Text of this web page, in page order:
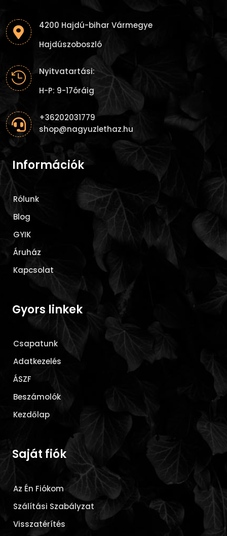

4200 Hajdú-bihar Vármegye
Hajdúszoboszló

Nyitvatartási:
H-P: 9-17óráig

+36202031779
shop@nagyuzlethaz.hu
Információk
Rólunk
Blog
GYIK
Áruház
Kapcsolat
Gyors linkek
Csapatunk
Adatkezelés
ÁSZF
Beszámolók
Kezdőlap
Saját fiók
Az Én Fiókom
Szálítási Szabályzat
Visszatérítés